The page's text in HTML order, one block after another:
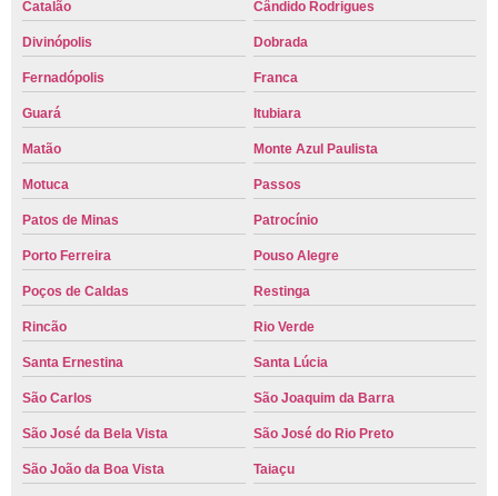
Catalão Cândido Rodrigues
Divinópolis Dobrada
Fernadópolis Franca
Guará Itubiara
Matão Monte Azul Paulista
Motuca Passos
Patos de Minas Patrocínio
Porto Ferreira Pouso Alegre
Poços de Caldas Restinga
Rincão Rio Verde
Santa Ernestina Santa Lúcia
São Carlos São Joaquim da Barra
São José da Bela Vista São José do Rio Preto
São João da Boa Vista Taiaçu